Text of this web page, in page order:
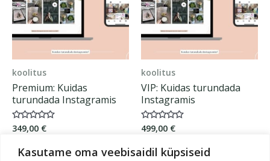
Kasutame oma veebisaidil küpsiseid
koolitus
Premium: Kuidas
turundada Instagramis
Hinnanguga
0
349,00 €
OSTA KOHE
koolitus
VIP: Kuidas turundada
Instagramis
Hinnanguga
0
5
499,00 €
OSTA KOHE